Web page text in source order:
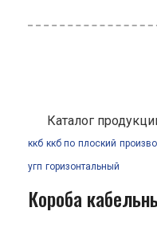
Каталог
ккб ккб по плоский
угп горизонтальный
Короба